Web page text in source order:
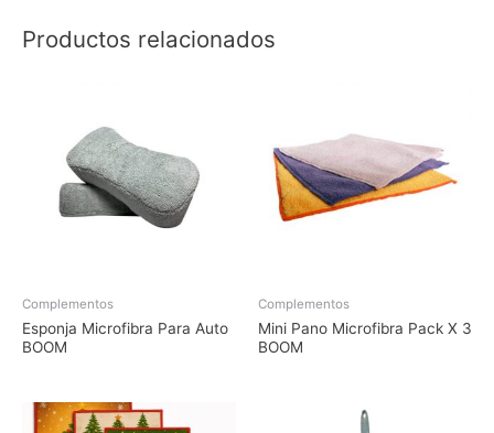
Productos relacionados
Complementos
Esponja Microfibra Para Auto
BOOM
Complementos
Mini Pano Microfibra Pack X 3
BOOM